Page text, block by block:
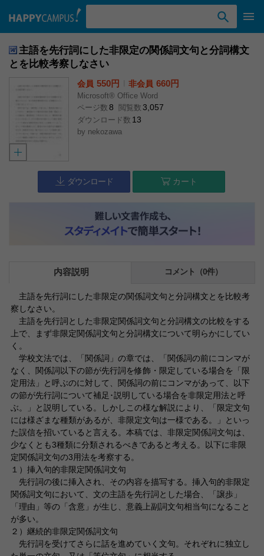
主語を先行詞にした非限定の関係詞文句と分詞構文
とを比較考察しなさい
会員 550円 非会員 660円
Microsoft® Office Word
ページ数 8 閲覧数 3,057
ダウンロード数 13
by nekozawa
ダウンロード カート
内容説明 コメント（0件）
主語を先行詞にした非限定の関係詞文句と分詞構文とを比較考
察しなさい。
主語を先行詞とした非限定関係詞文句と分詞構文の比較をする
上で、まず非限定関係詞文句と分詞構文について明らかにしてい
く。
学校文法では、「関係詞」の章では、「関係詞の前にコンマが
なく、関係詞以下の節が先行詞を修飾・限定している場合を「限
定用法」と呼ぶのに対して、関係詞の前にコンマがあって、以下
の節が先行詞について補足･説明している場合を非限定用法と呼
ぶ。」と説明している。しかしこの様な解説により、「限定文句
には様ざまな種類があるが、非限定文句は一様である。」といっ
た誤信を招いていると言える。本稿では、非限定関係詞文句は、
少なくとも3種類に分類されるべきであると考える。以下に非限
定関係詞文句の3用法を考察する。
１）挿入句的非限定関係詞文句
先行詞の後に挿入され、その内容を描写する。挿入句的非限定
関係詞文句において、文の主語を先行詞とした場合、「譲歩」
「理由」等の「含意」が生じ、意義上副詞文句相当句になること
が多い。
２）継続的非限定関係詞文句
先行詞を受けてさらに話を進めていく文句。それぞれに独立し